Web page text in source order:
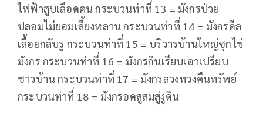
ไฟฟ้าสูบเลือดคน กระบวนท่าที่ 13 = มังกรป่วย
ปลอมไม่ยอมเลี้ยงหลาน กระบวนท่าที่ 14 = มังกรดีล
เลื้อยกลับรู กระบวนท่าที่ 15 = บริวารบ้านใหญ่ซุกไข่
มังกร กระบวนท่าที่ 16 = มังกรกินเรียบเอาเปรียบ
ชาวบ้าน กระบวนท่าที่ 17 = มังกรลวงทวงคืนทรัพย์
กระบวนท่าที่ 18 = มังกรอดสูสมสู่งูดิน